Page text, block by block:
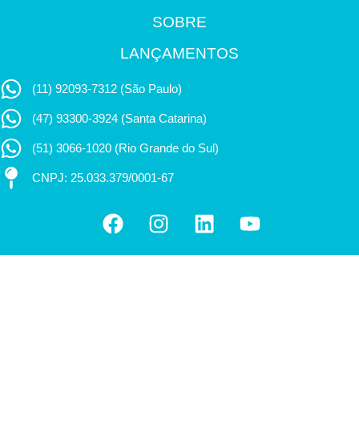
SOBRE
LANÇAMENTOS
(11) 92093-7312 (São Paulo)
(47) 93300-3924 (Santa Catarina)
(51) 3066-1020 (Rio Grande do Sul)
CNPJ: 25.033.379/0001-67